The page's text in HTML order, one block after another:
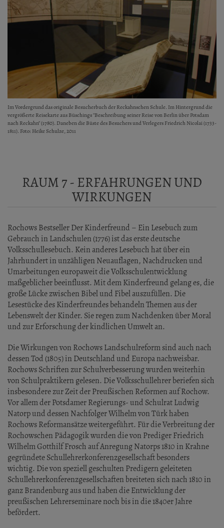
Im Vordergrund das originale Besucherbuch der Reckahnschen Schule. Im Hintergrund die
vergrößerte Reisekarte aus Büschings "Beschreibung seiner Reise von Berlin über Potsdam
nach Reckahn" (1780). Daneben die Büste des Besuchers und Verlegers Friedrich Nicolai (1733-
1811). Foto: Heike Schulze, 2011
RAUM 7 - ERFAHRUNGEN UND
WIRKUNGEN
Rochows Bestseller Der Kinderfreund – Ein Lesebuch zum
Gebrauch in Landschulen (1776) ist das erste deutsche
Volksschullesebuch. Kein anderes Lesebuch hat über ein
Jahrhundert in unzähligen Neuauflagen, Nachdrucken und
Umarbeitungen europaweit die Volksschulentwicklung
maßgeblicher beeinflusst. Mit dem Kinderfreund gelang es, die
große Lücke zwischen Bibel und Fibel auszufüllen. Die
Lesestücke des Kinderfreundes behandeln Themen aus der
Lebenswelt der Kinder. Sie regen zum Nachdenken über Moral
und zur Erforschung der kindlichen Umwelt an.
Die Wirkungen von Rochows Landschulreform sind auch nach
dessen Tod (1805) in Deutschland und Europa nachweisbar.
Rochows Schriften zur Schulverbesserung wurden weiterhin
von Schulpraktikern gelesen. Die Volksschullehrer beriefen sich
insbesondere zur Zeit der Preußischen Reformen auf Rochow.
Vor allem der Potsdamer Regierungs- und Schulrat Ludwig
Natorp und dessen Nachfolger Wilhelm von Türk haben
Rochows Reformansätze weitergeführt. Für die Verbreitung der
Rochowschen Pädagogik wurden die von Prediger Friedrich
Wilhelm Gotthilf Frosch auf Anregung Natorps 1810 in Krahne
gegründete Schullehrerkonferenzgesellschaft besonders
wichtig. Die von speziell geschulten Predigern geleiteten
Schullehrerkonferenzgesellschaften breiteten sich nach 1810 in
ganz Brandenburg aus und haben die Entwicklung der
preußischen Lehrerseminare noch bis in die 1840er Jahre
befördert.